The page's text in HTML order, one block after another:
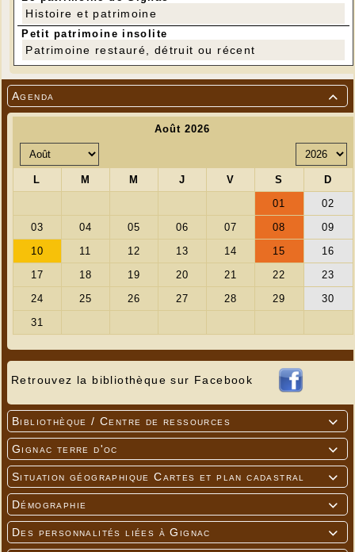

Agenda
Retrouvez la bibliothèque sur Facebook

Bibliothèque / Centre de ressources

Gignac terre d'oc

Situation géographique Cartes et plan cadastral

Démographie

Des personnalités liées à Gignac
Histoire et patrimoine
Petit patrimoine insolite
Patrimoine restauré, détruit ou récent